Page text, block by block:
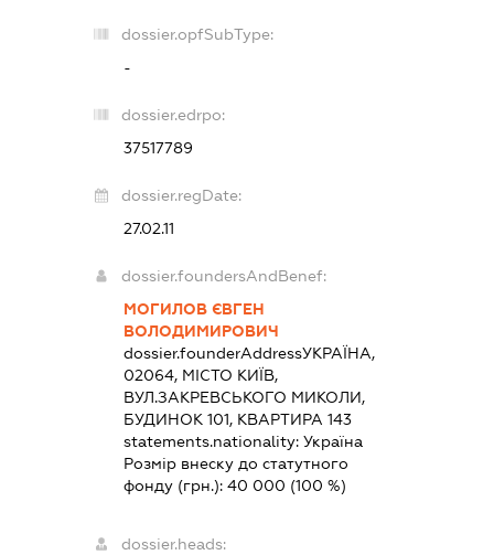
dossier.opfSubType:
-
dossier.edrpo:
37517789
dossier.regDate:
27.02.11
dossier.foundersAndBenef:
МОГИЛОВ ЄВГЕН
ВОЛОДИМИРОВИЧ
dossier.founderAddressУКРАЇНА,
02064, МІСТО КИЇВ,
ВУЛ.ЗАКРЕВСЬКОГО МИКОЛИ,
БУДИНОК 101, КВАРТИРА 143
statements.nationality:Україна
Розмір внеску до статутного
фонду (грн.):40 000 (100 %)
dossier.heads: